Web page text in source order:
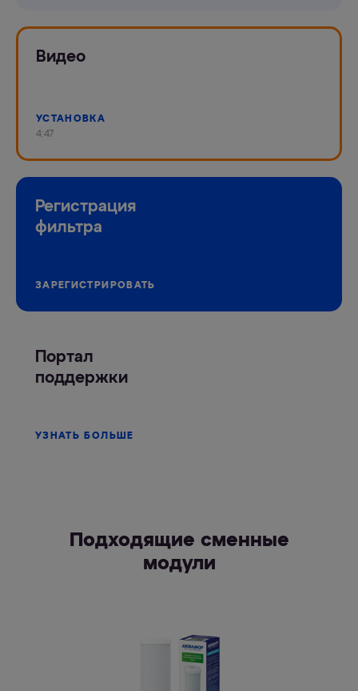
Видео
УСТАНОВКА
4:47
Регистрация
фильтра
ЗАРЕГИСТРИРОВАТЬ
Портал
поддержки
УЗНАТЬ БОЛЬШЕ
Подходящие сменные
модули